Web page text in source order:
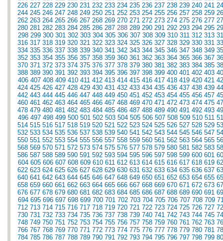
226 227 228 229 230 231 232 233 234 235 236 237 238 239 240 241
244 245 246 247 248 249 250 251 252 253 254 255 256 257 258 259
262 263 264 265 266 267 268 269 270 271 272 273 274 275 276 277
280 281 282 283 284 285 286 287 288 289 290 291 292 293 294 295
298 299 300 301 302 303 304 305 306 307 308 309 310 311 312 313
316 317 318 319 320 321 322 323 324 325 326 327 328 329 330 331
334 335 336 337 338 339 340 341 342 343 344 345 346 347 348 349
352 353 354 355 356 357 358 359 360 361 362 363 364 365 366 367
370 371 372 373 374 375 376 377 378 379 380 381 382 383 384 385
388 389 390 391 392 393 394 395 396 397 398 399 400 401 402 403
406 407 408 409 410 411 412 413 414 415 416 417 418 419 420 421
424 425 426 427 428 429 430 431 432 433 434 435 436 437 438 439
442 443 444 445 446 447 448 449 450 451 452 453 454 455 456 457
460 461 462 463 464 465 466 467 468 469 470 471 472 473 474 475
478 479 480 481 482 483 484 485 486 487 488 489 490 491 492 493
496 497 498 499 500 501 502 503 504 505 506 507 508 509 510 511
514 515 516 517 518 519 520 521 522 523 524 525 526 527 528 529
532 533 534 535 536 537 538 539 540 541 542 543 544 545 546 547
550 551 552 553 554 555 556 557 558 559 560 561 562 563 564 565
568 569 570 571 572 573 574 575 576 577 578 579 580 581 582 583
586 587 588 589 590 591 592 593 594 595 596 597 598 599 600 601
604 605 606 607 608 609 610 611 612 613 614 615 616 617 618 619
622 623 624 625 626 627 628 629 630 631 632 633 634 635 636 637
640 641 642 643 644 645 646 647 648 649 650 651 652 653 654 655
658 659 660 661 662 663 664 665 666 667 668 669 670 671 672 673
676 677 678 679 680 681 682 683 684 685 686 687 688 689 690 691
694 695 696 697 698 699 700 701 702 703 704 705 706 707 708 709
712 713 714 715 716 717 718 719 720 721 722 723 724 725 726 727
730 731 732 733 734 735 736 737 738 739 740 741 742 743 744 745
748 749 750 751 752 753 754 755 756 757 758 759 760 761 762 763
766 767 768 769 770 771 772 773 774 775 776 777 778 779 780 781
784 785 786 787 788 789 790 791 792 793 794 795 796 797 798 799